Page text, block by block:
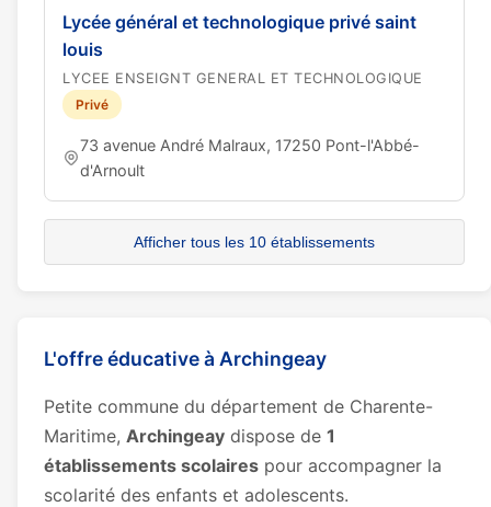
Lycée général et technologique privé saint
louis
LYCEE ENSEIGNT GENERAL ET TECHNOLOGIQUE
Privé
73 avenue André Malraux, 17250 Pont-l'Abbé-
d'Arnoult
Afficher tous les 10 établissements
L'offre éducative à Archingeay
Petite commune du département de Charente-
Maritime, Archingeay dispose de 1
établissements scolaires pour accompagner la
scolarité des enfants et adolescents.